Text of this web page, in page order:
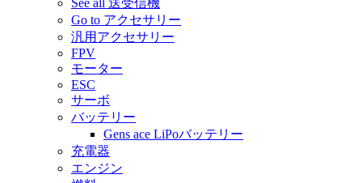
See all 送受信機
Go to アクセサリー
汎用アクセサリー
FPV
モーター
ESC
サーボ
バッテリー
Gens ace LiPoバッテリー
充電器
エンジン